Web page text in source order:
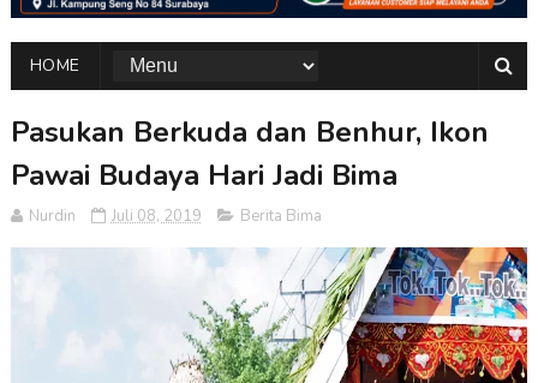
HOME
Pasukan Berkuda dan Benhur, Ikon
Pawai Budaya Hari Jadi Bima
Nurdin Juli 08, 2019 Berita Bima